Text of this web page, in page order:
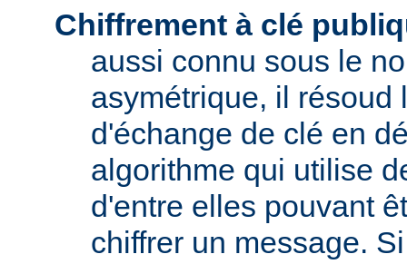
Chiffrement à clé
aussi connu sous le
asymétrique, il résoud
d'échange de clé en
algorithme qui utilise
d'entre elles pouvant
chiffrer un message.